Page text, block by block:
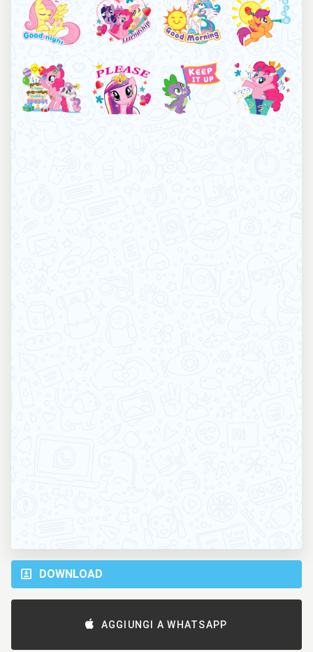
DOWNLOAD
AGGIUNGI A WHATSAPP